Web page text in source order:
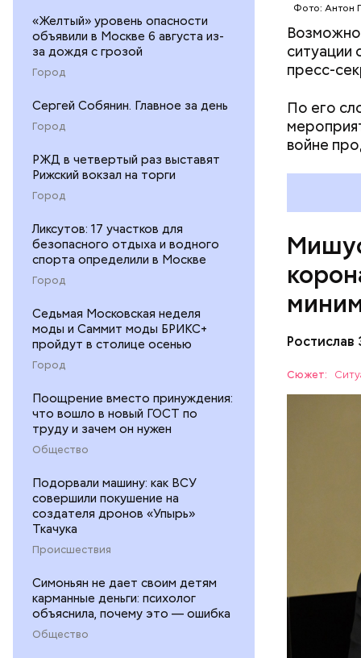
«Желтый» уровень опасности
объявили в Москве 6 августа из-
за дождя с грозой
Город
Сергей Собянин. Главное за день
Город
РЖД в четвертый раз выставят
Рижский вокзал на торги
Город
Ликсутов: 17 участков для
безопасного отдыха и водного
спорта определили в Москве
Город
Седьмая Московская неделя
моды и Саммит моды БРИКС+
пройдут в столице осенью
Город
Поощрение вместо принуждения:
что вошло в новый ГОСТ по
труду и зачем он нужен
Общество
Подорвали машину: как ВСУ
совершили покушение на
создателя дронов «Упырь»
Ткачука
Происшествия
Симоньян не дает своим детям
карманные деньги: психолог
объяснила, почему это — ошибка
Общество
Фото: Антон
ситуации
пресс-
По его
войне
Ростислав
Сюжет:
— Все
сведена
По
мировая
ВВП,